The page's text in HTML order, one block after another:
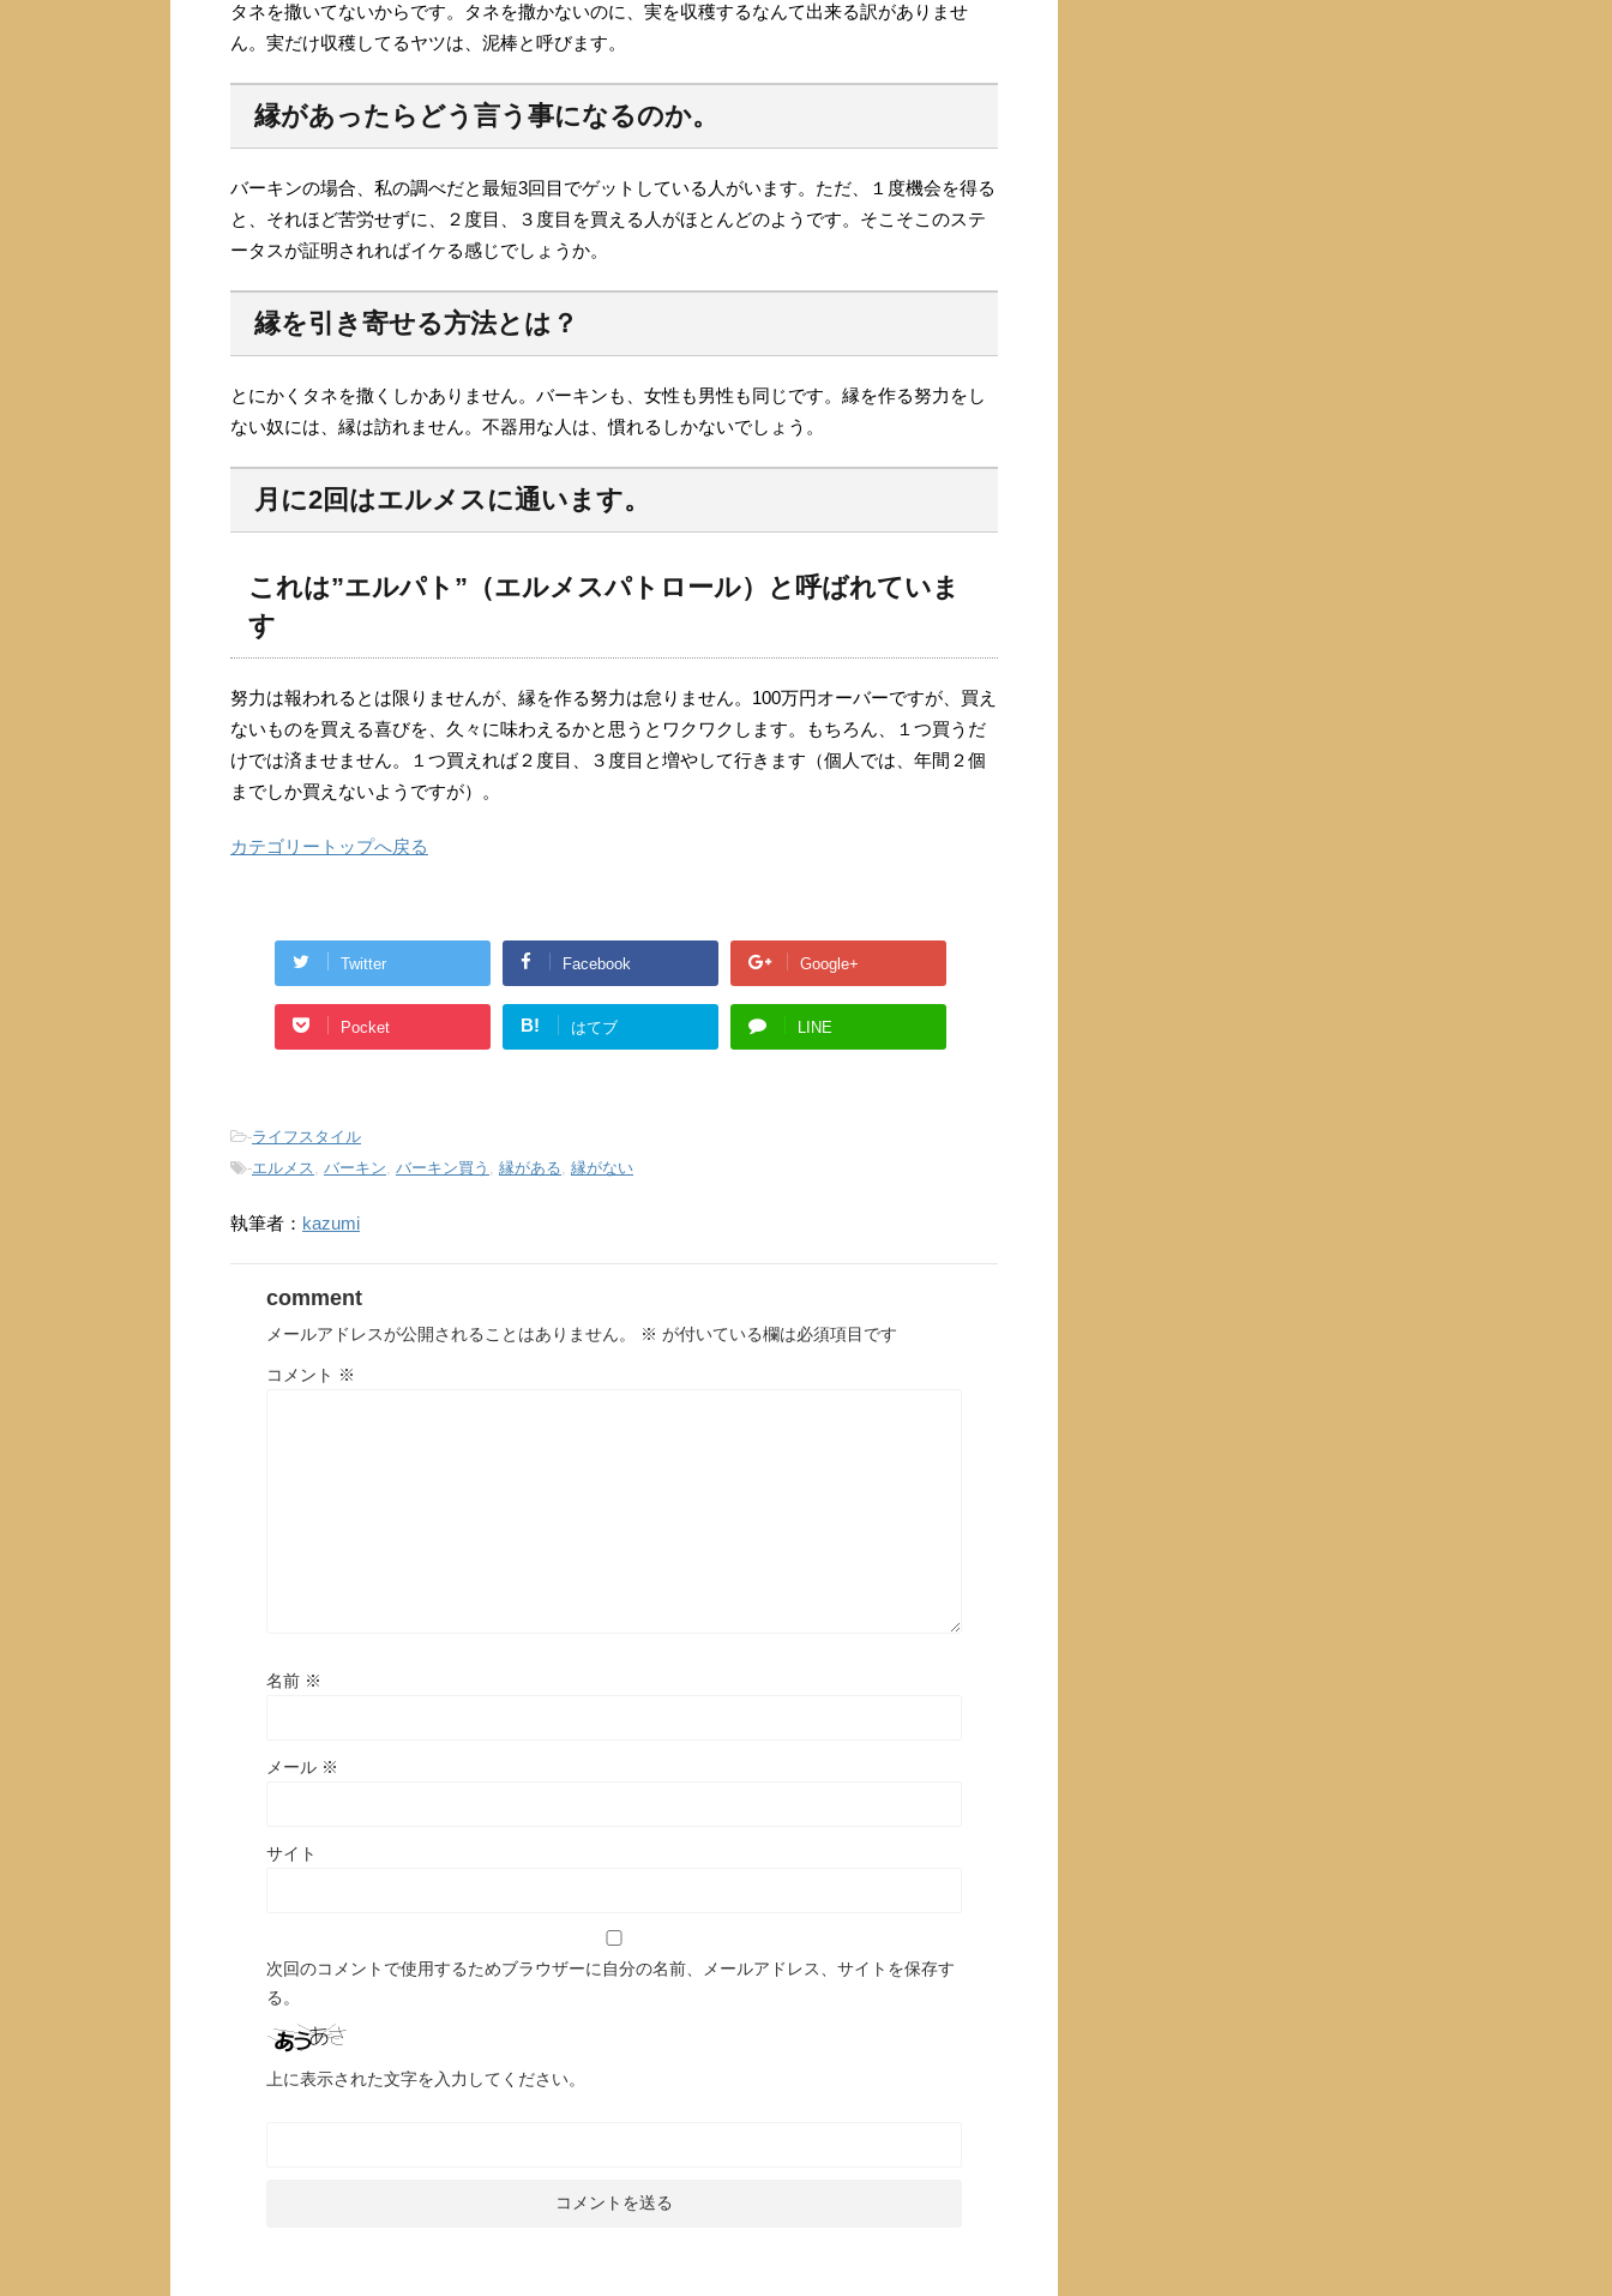
タネを撒いてないからです。タネを撒かないのに、実を収穫するなんて出来る訳がありませ
ん。実だけ収穫してるヤツは、泥棒と呼びます。
縁があったらどう言う事になるのか。
バーキンの場合、私の調べだと最短3回目でゲットしている人がいます。ただ、１度機会を得る
と、それほど苦労せずに、２度目、３度目を買える人がほとんどのようです。そこそこのステ
ータスが証明されればイケる感じでしょうか。
縁を引き寄せる方法とは？
とにかくタネを撒くしかありません。バーキンも、女性も男性も同じです。縁を作る努力をし
ない奴には、縁は訪れません。不器用な人は、慣れるしかないでしょう。
月に2回はエルメスに通います。
これは”エルパト”（エルメスパトロール）と呼ばれていま
す
努力は報われるとは限りませんが、縁を作る努力は怠りません。100万円オーバーですが、買え
ないものを買える喜びを、久々に味わえるかと思うとワクワクします。もちろん、１つ買うだ
けでは済ませません。１つ買えれば２度目、３度目と増やして行きます（個人では、年間２個
までしか買えないようですが）。
カテゴリートップへ戻る
Twitter Facebook Google+
Pocket B! はてブ LINE
-ライフスタイル
-エルメス, バーキン, バーキン買う , 縁がある, 縁がない
執筆者： kazumi
comment
メールアドレスが公開されることはありません。 ※ が付いている欄は必須項目です
コメント ※
名前 ※
メール ※
サイト
次回のコメントで使用するためブラウザーに自分の名前、メールアドレス、サイトを保存す
る。
上に表示された文字を入力してください。